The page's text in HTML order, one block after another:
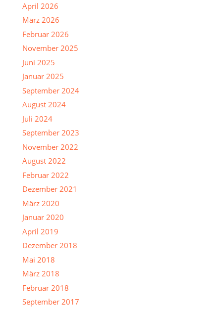
April 2026
März 2026
Februar 2026
November 2025
Juni 2025
Januar 2025
September 2024
August 2024
Juli 2024
September 2023
November 2022
August 2022
Februar 2022
Dezember 2021
März 2020
Januar 2020
April 2019
Dezember 2018
Mai 2018
März 2018
Februar 2018
September 2017